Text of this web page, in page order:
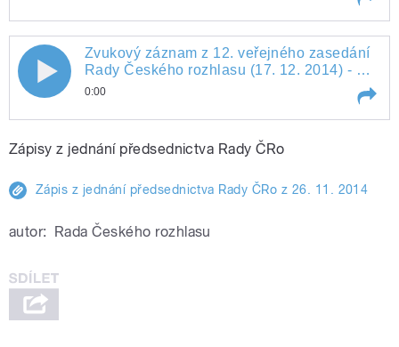
Play / Zvukový záznam z 12. veřejného zasedání Rady Českého rozhlasu (17. 12. 2014) - 1. část
pause
Zvukový záznam z 12. veřejného zasedání
Rady Českého rozhlasu (17. 12. 2014) - 2.
část
0:00
Zápisy z jednání předsednictva Rady ČRo
Zápis z jednání předsednictva Rady ČRo z 26. 11. 2014
autor: Rada Českého rozhlasu